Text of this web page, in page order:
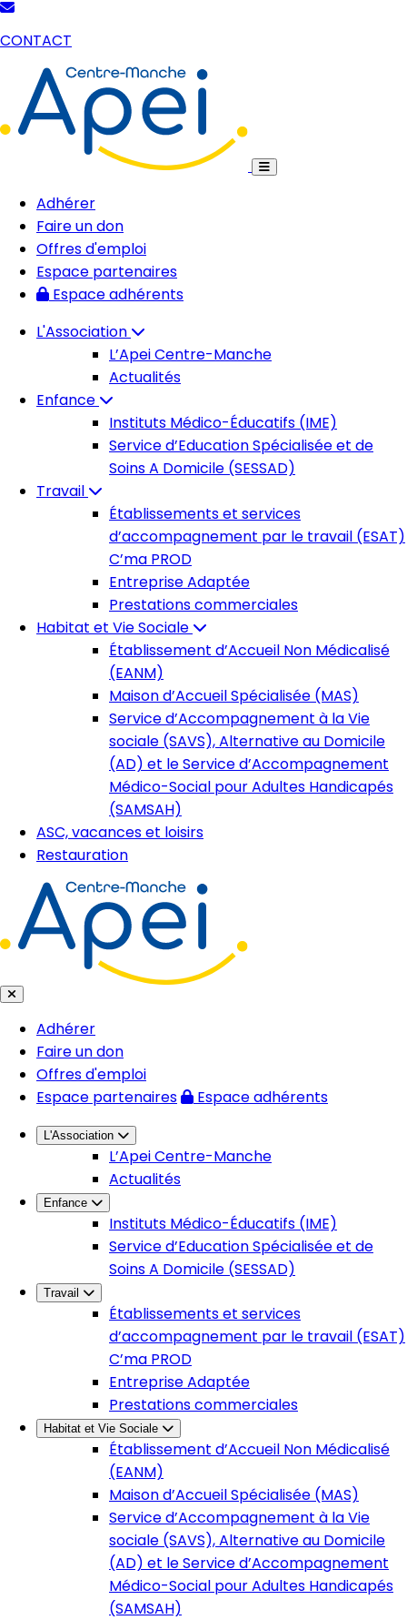
CONTACT
Adhérer
Faire un don
Offres d'emploi
Espace partenaires
Espace adhérents
L'Association
L’Apei Centre-Manche
Actualités
Enfance
Instituts Médico-Éducatifs (IME)
Service d’Education Spécialisée et de
Soins A Domicile (SESSAD)
Travail
Établissements et services
d’accompagnement par le travail (ESAT)
C’ma PROD
Entreprise Adaptée
Prestations commerciales
Habitat et Vie Sociale
Établissement d’Accueil Non Médicalisé
(EANM)
Maison d’Accueil Spécialisée (MAS)
Service d’Accompagnement à la Vie
sociale (SAVS), Alternative au Domicile
(AD) et le Service d’Accompagnement
Médico-Social pour Adultes Handicapés
(SAMSAH)
ASC, vacances et loisirs
Restauration
Adhérer
Faire un don
Offres d'emploi
Espace partenaires
Espace adhérents
L'Association
L’Apei Centre-Manche
Actualités
Enfance
Instituts Médico-Éducatifs (IME)
Service d’Education Spécialisée et de
Soins A Domicile (SESSAD)
Travail
Établissements et services
d’accompagnement par le travail (ESAT)
C’ma PROD
Entreprise Adaptée
Prestations commerciales
Habitat et Vie Sociale
Établissement d’Accueil Non Médicalisé
(EANM)
Maison d’Accueil Spécialisée (MAS)
Service d’Accompagnement à la Vie
sociale (SAVS), Alternative au Domicile
(AD) et le Service d’Accompagnement
Médico-Social pour Adultes Handicapés
(SAMSAH)